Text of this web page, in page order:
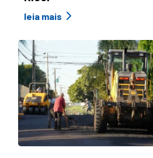
leia mais